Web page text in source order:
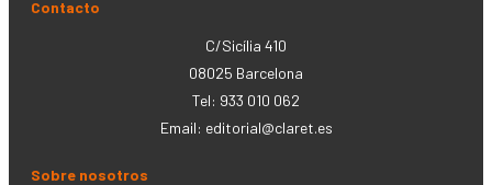
Contacto
C/Sicília 410
08025 Barcelona
Tel: 933 010 062
Email: editorial@claret.es
Sobre nosotros